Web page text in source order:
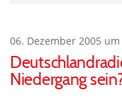
06. Dezember 2005 um
Niedergang